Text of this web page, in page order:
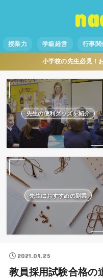
授業力 学級経営 行事関
小学校の先生必見！
先生の便利グッズを紹介
先生におすすめの副業
2021.09.25
教員採用試験合格の